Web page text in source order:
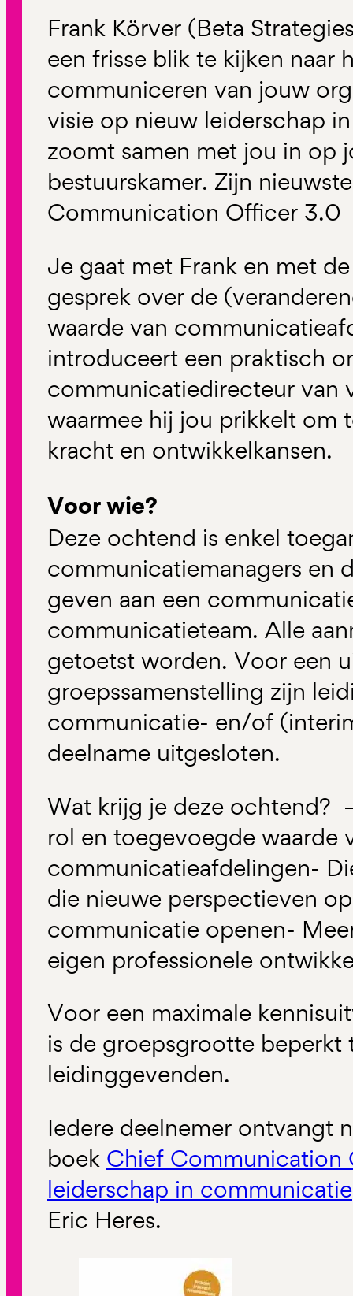
Frank Körver (Beta
een frisse blik te kijken naar
communiceren van jouw
visie op nieuw leiderschap
zoomt samen met jou in op
bestuurskamer. Zijn
Communication Officer 3.0
Je gaat met Frank en met
gesprek over de
waarde van
introduceert een praktisch
communicatiedirecteur van
waarmee hij jou prikkelt om
kracht en ontwikkelkansen.
Voor wie?
Deze ochtend is enkel
communicatiemanagers en
geven aan een
communicatieteam. Alle
getoetst worden. Voor een
groepssamenstelling zijn
communicatie- en/of
deelname uitgesloten.
Wat krijg je deze ochtend?
rol en toegevoegde waarde
communicatieafdelingen-
die nieuwe perspectieven
communicatie openen-
eigen professionele
Voor een maximale
is de groepsgrootte beperkt
leidinggevenden.
Iedere deelnemer ontvangt
boek Chief Communication
leiderschap in communicatie
Eric Heres.